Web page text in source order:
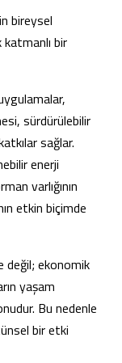
bireysel
bir
sürdürülebilir
sağlar.
enerji
varlığının
etkin biçimde
değil; ekonomik
yaşam
Bu nedenle
bir etki